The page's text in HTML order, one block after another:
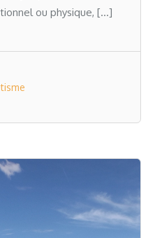
ou physique, […]